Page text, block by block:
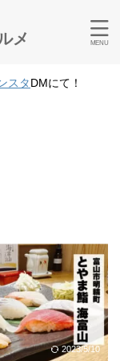
メ
スタDMにて！
2023/5/10